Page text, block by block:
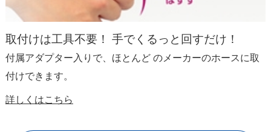
取付けは工具不要！ 手でくるっと回すだけ！
付属アダプター入りで、ほとんど のメーカーのホースに取
付けできます。
詳しくはこちら